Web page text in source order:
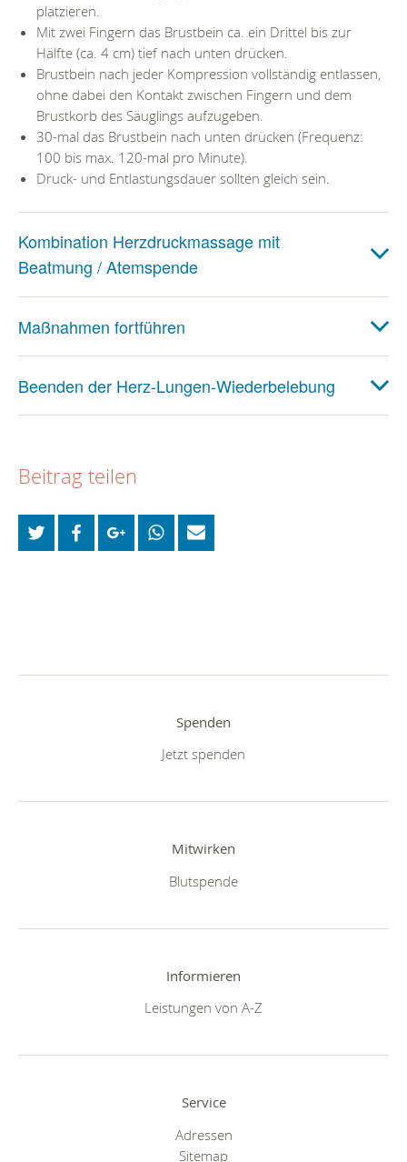
platzieren.
Mit zwei Fingern das Brustbein ca. ein Drittel bis zur
Hälfte (ca. 4 cm) tief nach unten drücken.
Brustbein nach jeder Kompression vollständig entlassen,
ohne dabei den Kontakt zwischen Fingern und dem
Brustkorb des Säuglings aufzugeben.
30-mal das Brustbein nach unten drücken (Frequenz:
100 bis max. 120-mal pro Minute).
Druck- und Entlastungsdauer sollten gleich sein.
Kombination Herzdruckmassage mit
Beatmung / Atemspende
Maßnahmen fortführen
Beenden der Herz-Lungen-Wiederbelebung
Beitrag teilen
Spenden
Jetzt spenden
Mitwirken
Blutspende
Informieren
Leistungen von A-Z
Service
Adressen
Sitemap